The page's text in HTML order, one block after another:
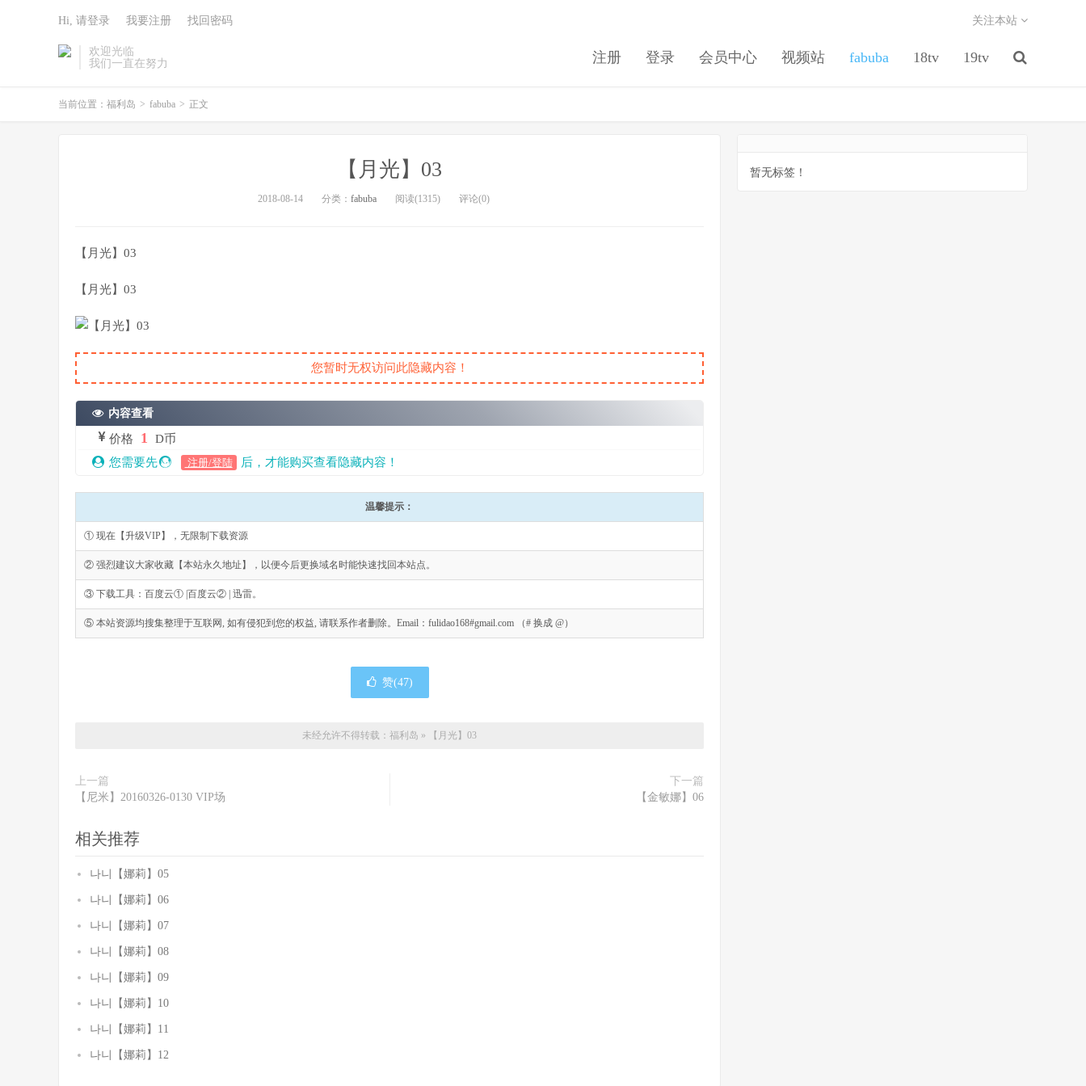
欢迎光临
我们一直在努力
注册 登录 会员中心 视频站 fabuba 18tv 19tv
关注本站
Hi, 请登录 我要注册 找回密码
当前位置： 福利岛 > fabuba > 正文
【月光】03
2018-08-14 分类： fabuba 阅读(1315) 评论(0)
【月光】03
【月光】03
您暂时无权访问此隐藏内容！
内容查看
价格 1
D币
您需要先
注册/登陆 后，才能购买查看隐藏内容！
温馨提示：
① 现在【升级VIP】，无限制下载资源
② 强烈建议大家收藏【本站永久地址】，以便今后更换域名时能快速找回本站点。
③ 下载工具：百度云① |百度云② | 迅雷。
⑤ 本站资源均搜集整理于互联网, 如有侵犯到您的权益, 请联系作者删除。Email：fulidao168#gmail.com （# 换成 @）
赞(47)
未经允许不得转载： 福利岛 » 【月光】03
上一篇
【尼米】20160326-0130 VIP场
下一篇
【金敏娜】06
相关推荐
나니【娜莉】05
나니【娜莉】06
나니【娜莉】07
나니【娜莉】08
나니【娜莉】09
나니【娜莉】10
나니【娜莉】11
나니【娜莉】12
暂无标签！